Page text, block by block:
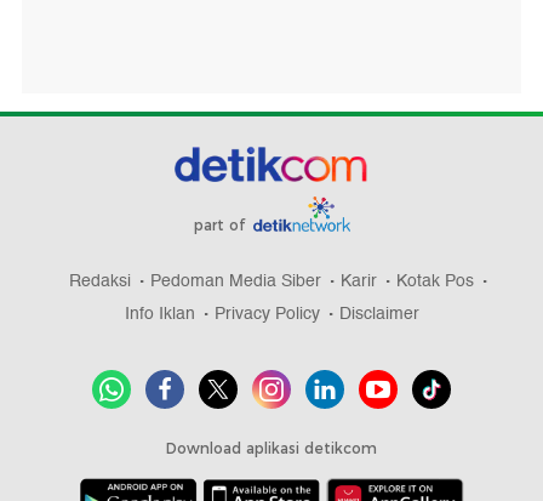
part of
Redaksi Pedoman Media Siber Karir
Kotak Pos
Info Iklan
Privacy Policy Disclaimer
Download aplikasi detikcom